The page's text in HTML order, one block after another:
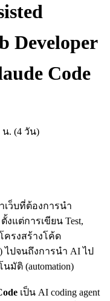
Developer
Code
น. (4 วัน)
ว็บที่ต้องการนำ
งแต่การเขียน Test,
ครงสร้างโค้ด
ไปจนถึงการนำ AI ไป
มัติ (automation)
เป็น AI coding agent